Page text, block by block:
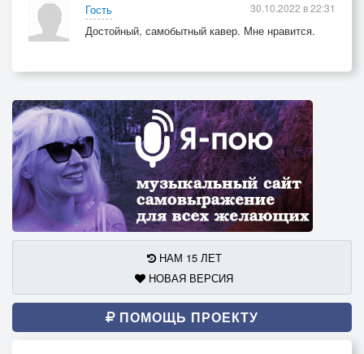
Гость
Достойный, самобытный кавер. Мне нравится.
30.10.2022 в 22:31
НАМ 15 ЛЕТ
НОВАЯ ВЕРСИЯ
ПОМОЩЬ ПРОЕКТУ